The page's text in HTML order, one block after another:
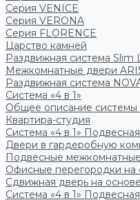
Серия VENICE
Серия VERONA
Серия FLORENCE
Царство камней
Раздвижная система Slim
Межкомнатные двери
Раздвижная система
Система «4 в 1»
Общее описание системы
Квартира-студия
Система «4 в 1» Подвесная
Двери в гардеробную
Подвесные
Офисные перегородки на
Сдвижная дверь на
Система «4 в 1»